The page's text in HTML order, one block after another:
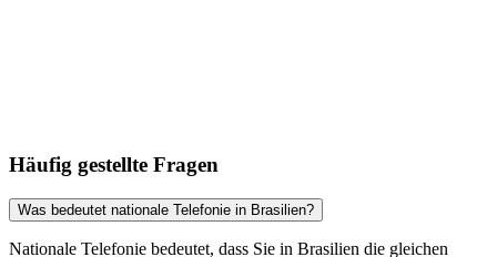
Häufig gestellte Fragen
Was bedeutet nationale Telefonie in Brasilien?
Nationale Telefonie bedeutet, dass Sie in Brasilien die gleichen